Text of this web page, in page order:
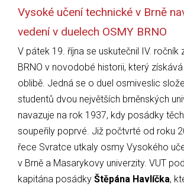
Vysoké učení technické v Brně
vedení v duelech OSMY BRNO
V pátek 19. října se uskutečnil IV. ročník
BRNO v novodobé historii, který
oblibě. Jedná se o duel osmiveslic
studentů dvou největších brněnských
navazuje na rok 1937, kdy posádky
soupeřily poprvé. Již počtvrté od roku
řece Svratce utkaly osmy Vysokého
v Brně a Masarykovy univerzity. VUT
kapitána posádky Štěpána Havlíčka,